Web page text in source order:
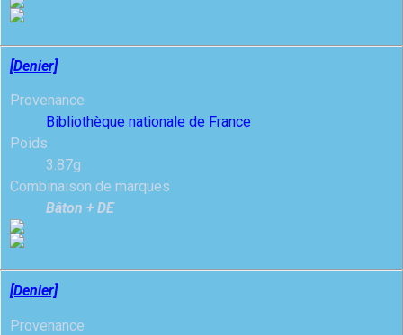
[Denier]
Provenance
Bibliothèque nationale de France
Poids
3.87g
Combinaison de marques
Bâton + DE
[Denier]
Provenance